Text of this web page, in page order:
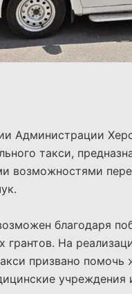
Администрации
такси,
возможностями
благодаря
грантов. На
призвано